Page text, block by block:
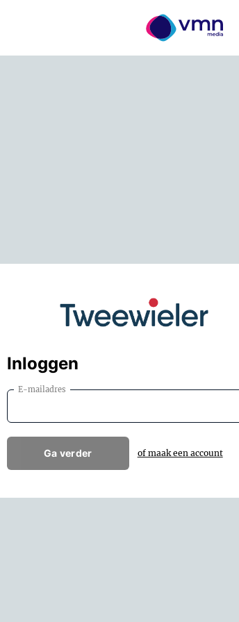
Inloggen
E-mailadres
Ga verder of maak een account